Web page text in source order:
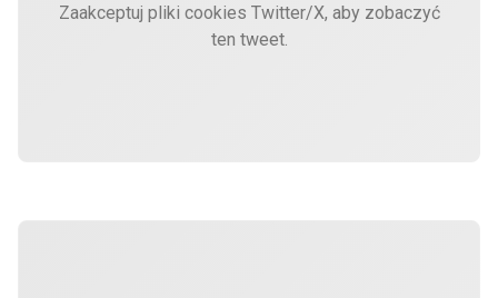
Zaakceptuj pliki cookies Twitter/X, aby zobaczyć
ten tweet.